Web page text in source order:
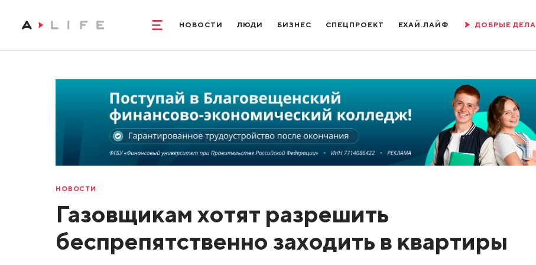
НОВОСТИ ЛЮДИ БИЗНЕС СПЕЦПРОЕКТ ЕХАЙ.ЛАЙФ ДОБРЫЕ ДЕЛА
НОВОСТИ
Газовщикам хотят разрешить
беспрепятственно заходить в квартиры